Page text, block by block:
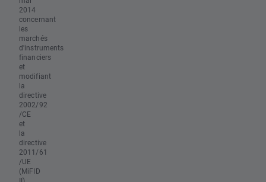
2014
concernant
les
marchés
d'instruments
financiers
et
modifiant
la
directive
2002/92
/CE
et
la
directive
2011/61
/UE
(MiFID